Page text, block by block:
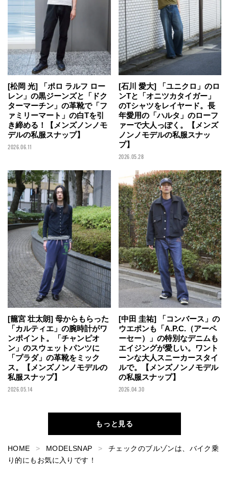
[松岡 光] 「ポロ ラルフ ロー
レン」の黒ジーンズと「ドク
ターマーチン」の革靴で「フ
ァミリーマート」の白Tを引
き締める！【メンズノンノモ
デルの私服スナップ】
2026.06.11
[石川 愛大] 「ユニクロ」のロ
ンTと「オニツカタイガー」
のTシャツをレイヤード。長
年愛用の「ハルタ」のローフ
ァーで大人っぽく。【メンズ
ノンノモデルの私服スナッ
プ】
2026.05.28
[籠宮 壮太朗] 母からもらった
「カルティエ」の腕時計がワ
ンポイント。「チャンピオ
ン」のスウェットパンツに
「プラダ」の革靴をミック
ス。【メンズノンノモデルの
私服スナップ】
2026.05.14
[中田 圭祐] 「コンバース」の
ウエポンも「A.P.C.（アーペ
ーセー）」の特別なデニムも
エイジングが愛しい。ワント
ーンな大人スニーカースタイ
ルで。【メンズノンノモデル
の私服スナップ】
2026.04.30
もっと見る
HOME MODELSNAP
チェックのブルゾンは、バイク乗
り的にもお気に入りです！